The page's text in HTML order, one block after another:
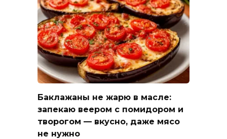
Баклажаны не жарю в масле:
запекаю веером с помидором и
творогом — вкусно, даже мясо
не нужно